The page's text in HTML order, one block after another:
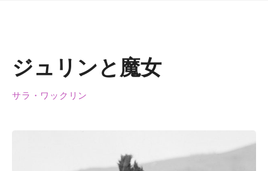
ジュリンと魔女
サラ・ワックリン